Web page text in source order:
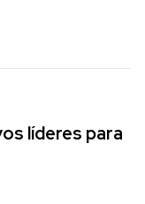
líderes para